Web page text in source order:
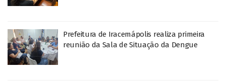
Prefeitura de Iracemápolis realiza primeira
reunião da Sala de Situação da Dengue